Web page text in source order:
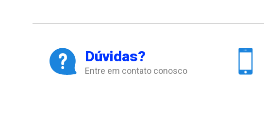
Dúvidas?
Entre em contato conosco